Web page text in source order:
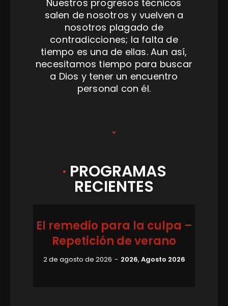
Nuestros progresos técnicos
salen de nosotros y vuelven a
nosotros plagado de
contradicciones; la falta de
tiempo es una de ellas. Aun así,
necesitamos tiempo para buscar
a Dios y tener un encuentro
personal con él.
· PROGRAMAS
RECIENTES
El remedio para la culpa –
Repetición de verano
2 de agosto de 2026 2026, Agosto 2026